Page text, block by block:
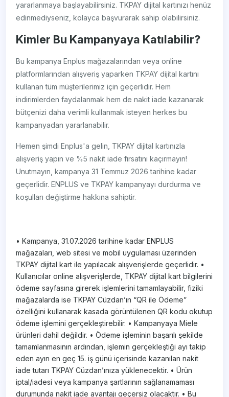
yararlanmaya başlayabilirsiniz. TKPAY dijital kartınızı henüz
edinmediyseniz, kolayca başvurarak sahip olabilirsiniz.
Kimler Bu Kampanyaya Katılabilir?
Bu kampanya Enplus mağazalarından veya online
platformlarından alışveriş yaparken TKPAY dijital kartını
kullanan tüm müşterilerimiz için geçerlidir. Hem
indirimlerden faydalanmak hem de nakit iade kazanarak
bütçenizi daha verimli kullanmak isteyen herkes bu
kampanyadan yararlanabilir.
Hemen şimdi Enplus'a gelin, TKPAY dijital kartınızla
alışveriş yapın ve %5 nakit iade fırsatını kaçırmayın!
Unutmayın, kampanya 31 Temmuz 2026 tarihine kadar
geçerlidir. ENPLUS ve TKPAY kampanyayı durdurma ve
koşulları değiştirme hakkına sahiptir.
• Kampanya, 31.07.2026 tarihine kadar ENPLUS
mağazaları, web sitesi ve mobil uygulaması üzerinden
TKPAY dijital kart ile yapılacak alışverişlerde geçerlidir. •
Kullanıcılar online alışverişlerde, TKPAY dijital kart bilgilerini
ödeme sayfasına girerek işlemlerini tamamlayabilir, fiziki
mağazalarda ise TKPAY Cüzdan’ın “QR ile Ödeme”
özelliğini kullanarak kasada görüntülenen QR kodu okutup
ödeme işlemini gerçekleştirebilir. • Kampanyaya Miele
ürünleri dahil değildir. • Ödeme işleminin başarılı şekilde
tamamlanmasının ardından, işlemin gerçekleştiği ayı takip
eden ayın en geç 15. iş günü içerisinde kazanılan nakit
iade tutarı TKPAY Cüzdan’ınıza yüklenecektir. • Ürün
iptal/iadesi veya kampanya şartlarının sağlanamaması
durumunda nakit iade avantajı geçersiz olacaktır. • Bu